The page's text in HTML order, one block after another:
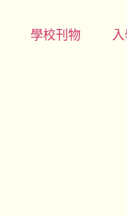
學校刊物